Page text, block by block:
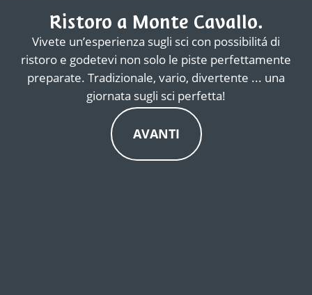
Ristoro a Monte Cavallo.
Vivete un’esperienza sugli sci con possibilitá di
ristoro e godetevi non solo le piste perfettamente
preparate. Tradizionale, vario, divertente ... una
giornata sugli sci perfetta!
AVANTI